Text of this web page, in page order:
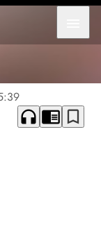
headphones chrome_reader_mode bookmark_border